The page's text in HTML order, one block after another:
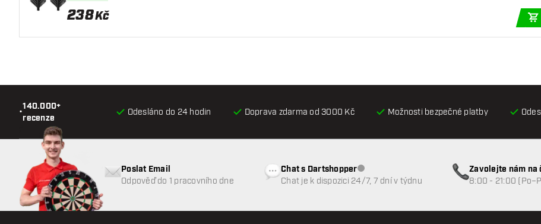
238Kč
•
140.000+
recenze
Odesláno do 24 hodin Doprava zdarma od 3000 Kč Možnosti bezpečné platby
Poslat Email
Odpověď do 1 pracovního dne
Chat s DartshopperZákaznický servis nedostupný
Chat je k dispozici 24/7, 7 dní v týdnu
Zavolejte nám na
8:00 - 21:00